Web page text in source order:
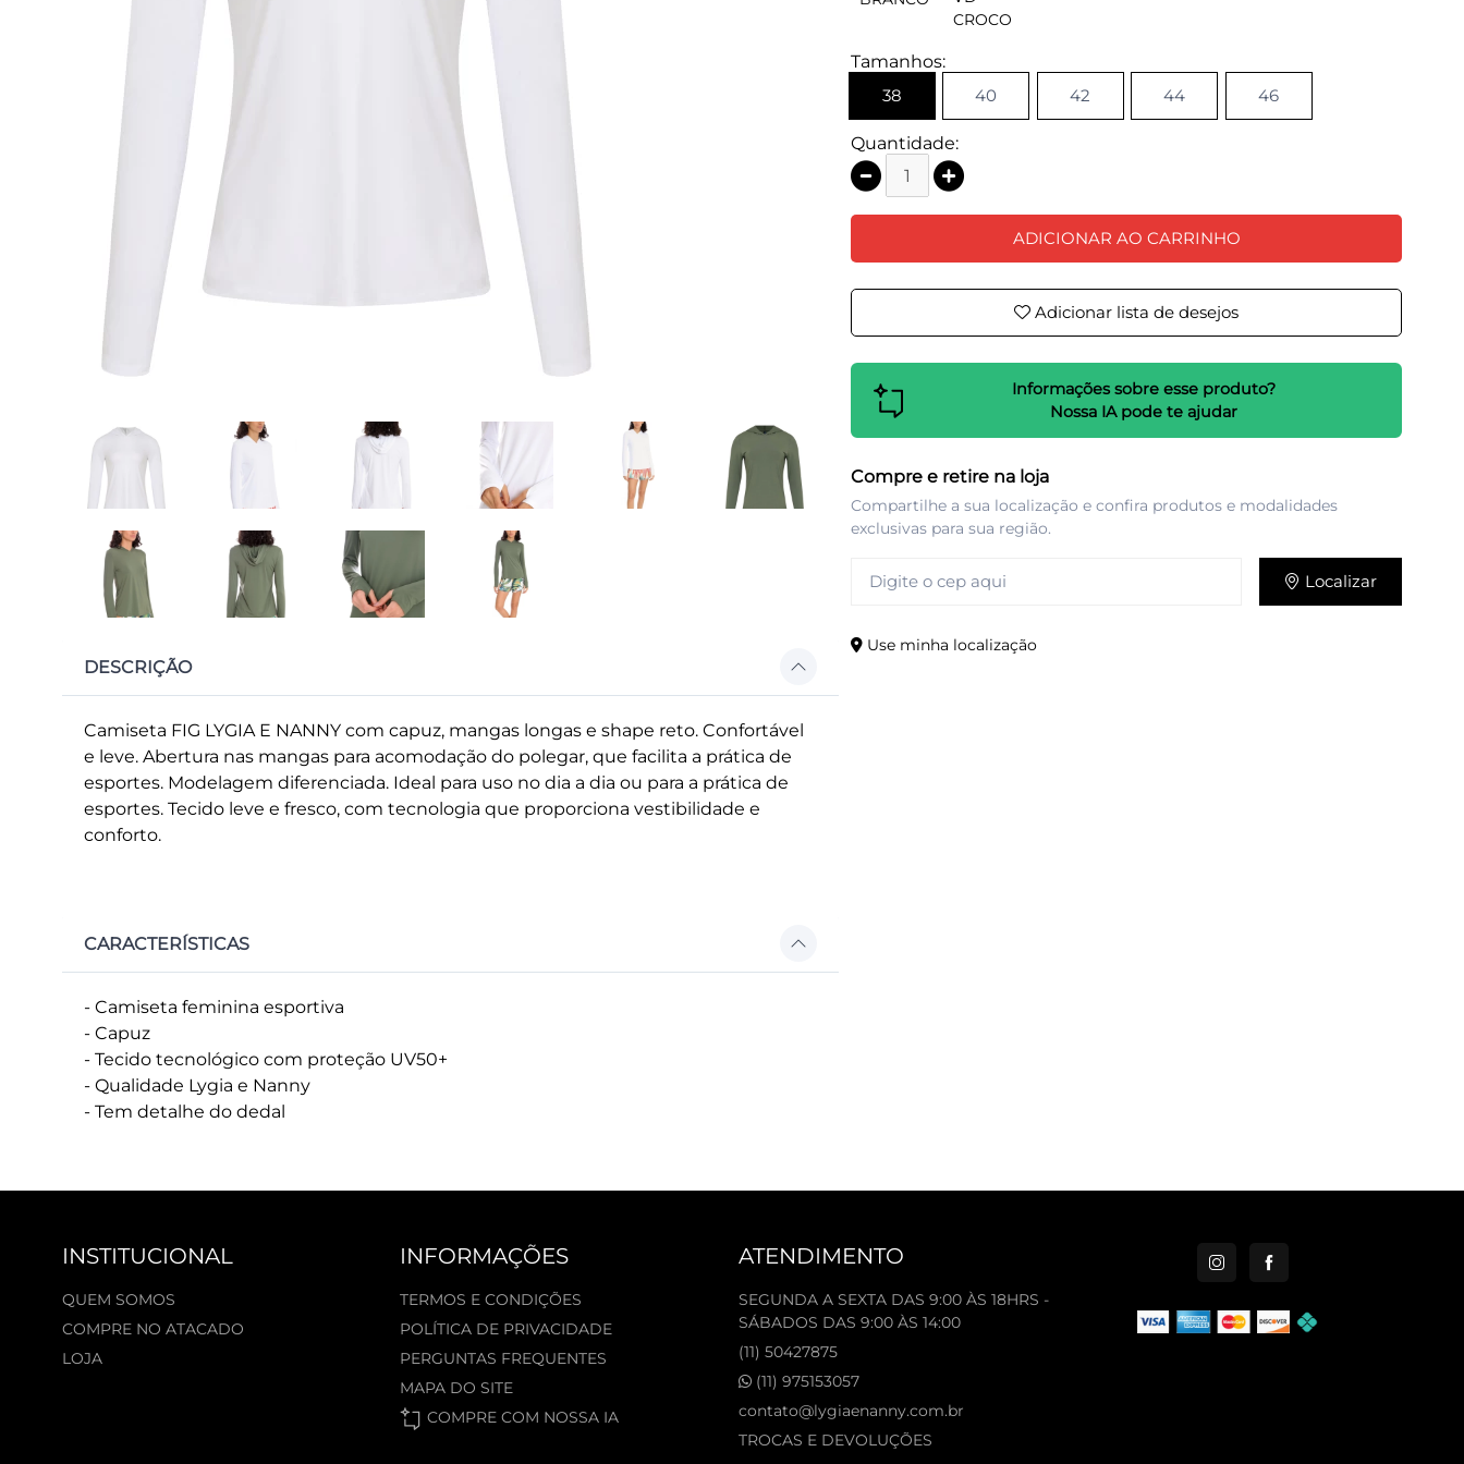
DESCRIÇÃO
Camiseta FIG LYGIA E NANNY com capuz, mangas longas e shape reto. Confortável
e leve. Abertura nas mangas para acomodação do polegar, que facilita a prática de
esportes. Modelagem diferenciada. Ideal para uso no dia a dia ou para a prática de
esportes. Tecido leve e fresco, com tecnologia que proporciona vestibilidade e
conforto.
CARACTERÍSTICAS
- Camiseta feminina esportiva
- Capuz
- Tecido tecnológico com proteção UV50+
- Qualidade Lygia e Nanny
- Tem detalhe do dedal
CROCO
Tamanhos:
38
40 42 44 46
Quantidade:
ADICIONAR AO CARRINHO
Adicionar lista de desejos
Informações sobre esse produto?
Nossa IA pode te ajudar
Compre e retire na loja
Compartilhe a sua localização e confira produtos e modalidades
exclusivas para sua região.
Localizar
Use minha localização
INSTITUCIONAL
QUEM SOMOS
COMPRE NO ATACADO
LOJA
INFORMAÇÕES
TERMOS E CONDIÇÕES
POLÍTICA DE PRIVACIDADE
PERGUNTAS FREQUENTES
MAPA DO SITE
COMPRE COM NOSSA IA
ATENDIMENTO
SEGUNDA A SEXTA DAS 9:00 ÀS 18HRS -
SÁBADOS DAS 9:00 ÀS 14:00
(11) 50427875
(11) 975153057
contato@lygiaenanny.com.br
TROCAS E DEVOLUÇÕES